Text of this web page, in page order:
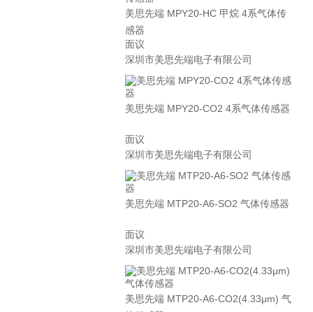
美思先端 MPY20-HC 甲烷 4系气体传
感器
面议
深圳市美思先端电子有限公司
美思先端 MPY20-CO2 4系气体传感器
面议
深圳市美思先端电子有限公司
美思先端 MTP20-A6-SO2 气体传感器
面议
深圳市美思先端电子有限公司
美思先端 MTP20-A6-CO2(4.33μm) 气